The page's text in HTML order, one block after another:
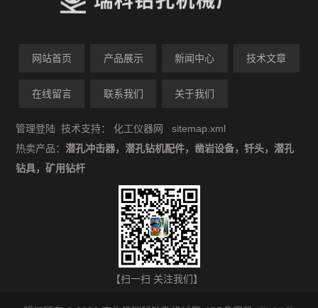
网站首页 产品展示 新闻中心 技术文章
在线留言 联系我们 关于我们
管理登陆 技术支持：化工仪器网
sitemap.xml
热卖产品：潜孔冲击器，潜孔钻机配件，凿岩设备，钎头，潜孔
钻具，矿用钻杆
【扫一扫 关注我们】